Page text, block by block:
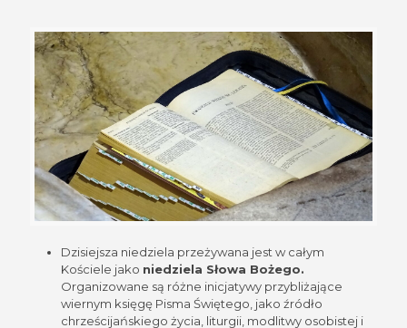
Dzisiejsza niedziela przeżywana jest w całym
Kościele jako niedziela Słowa Bożego.
Organizowane są różne inicjatywy przybliżające
wiernym księgę Pisma Świętego, jako źródło
chrześcijańskiego życia, liturgii, modlitwy osobistej i